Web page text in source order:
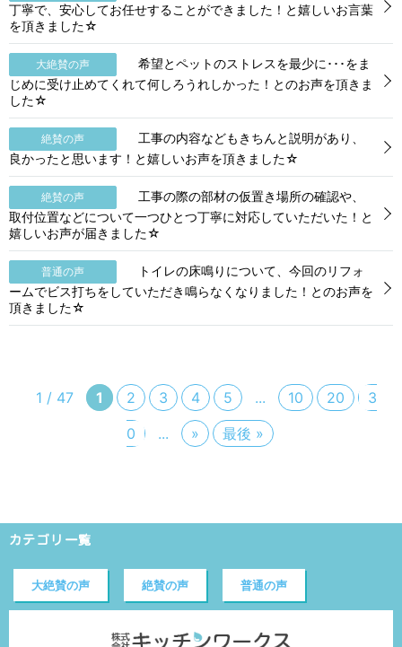
丁寧で、安心してお任せすることができました！と嬉しいお言葉
を頂きました☆
大絶賛の声
希望とペットのストレスを最少に･･･をま
じめに受け止めてくれて何しろうれしかった！とのお声を頂きま
した☆
絶賛の声
工事の内容などもきちんと説明があり、
良かったと思います！と嬉しいお声を頂きました☆
絶賛の声
工事の際の部材の仮置き場所の確認や、
取付位置などについて一つひとつ丁寧に対応していただいた！と
嬉しいお声が届きました☆
普通の声
トイレの床鳴りについて、今回のリフォ
ームでビス打ちをしていただき鳴らなくなりました！とのお声を
頂きました☆
1 / 47 1 2 3 4 5 ... 10 20
3
0
... » 最後 »
カテゴリ一覧
大絶賛の声 絶賛の声 普通の声